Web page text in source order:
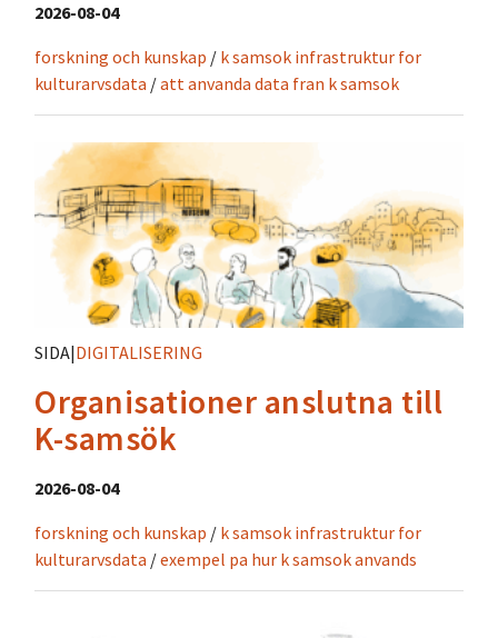
2026-08-04
forskning och kunskap / k samsok infrastruktur for
kulturarvsdata /att anvanda data fran k samsok
SIDA|DIGITALISERING
Organisationer anslutna till
K-samsök
2026-08-04
forskning och kunskap / k samsok infrastruktur for
kulturarvsdata /exempel pa hur k samsok anvands